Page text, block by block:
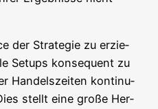
der Stra­te­gie zu erzie­
Set­ups kon­se­quent zu
Han­dels­zei­ten kon­ti­nu­
stellt eine gro­ße Her­